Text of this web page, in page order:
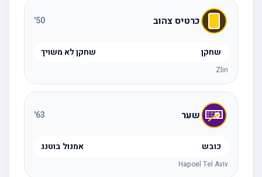
כרטיס צהוב 50
'
שחקן שחקן לא משויך
Zlin
שער 63
'
כובש אמנול בוטנג
Hapoel Tel Aviv